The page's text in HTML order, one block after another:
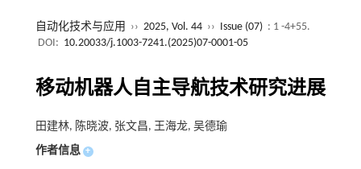
自动化技术与应用 ›› 2025, Vol. 44 ›› Issue (07) : 1 -4+55.
DOI: 10.20033/j.1003-7241.(2025)07-0001-05
移动机器人自主导航技术研究进展
田建林, 陈晓波, 张文昌, 王海龙, 吴德瑜
作者信息 +